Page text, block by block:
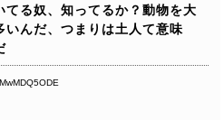
る奴、知ってるか？動物を大
んだ、つまりは土人て意味